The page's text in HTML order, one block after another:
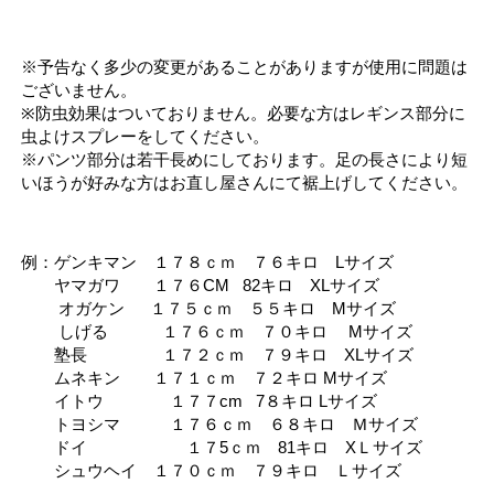
※予告なく多少の変更があることがありますが使用に問題は
ございません。
※防虫効果はついておりません。必要な方はレギンス部分に
虫よけスプレーをしてください。
※パンツ部分は若干長めにしております。足の長さにより短
いほうが好みな方はお直し屋さんにて裾上げしてください。
例：ゲンキマン １７８ｃｍ ７６キロ Lサイズ
ヤマガワ １７６CM 82キロ XLサイズ
オガケン １７５ｃｍ ５５キロ Mサイズ
しげる １７６ｃｍ ７０キロ Mサイズ
塾長 １７２ｃｍ ７９キロ XLサイズ
ムネキン １７１ｃｍ ７２キロ Mサイズ
イトウ １７７cm 7８キロ Lサイズ
トヨシマ １７６ｃｍ ６８キロ Ｍサイズ
ドイ １７5ｃｍ 81キロ XＬサイズ
シュウヘイ １７０ｃｍ ７９キロ Ｌサイズ